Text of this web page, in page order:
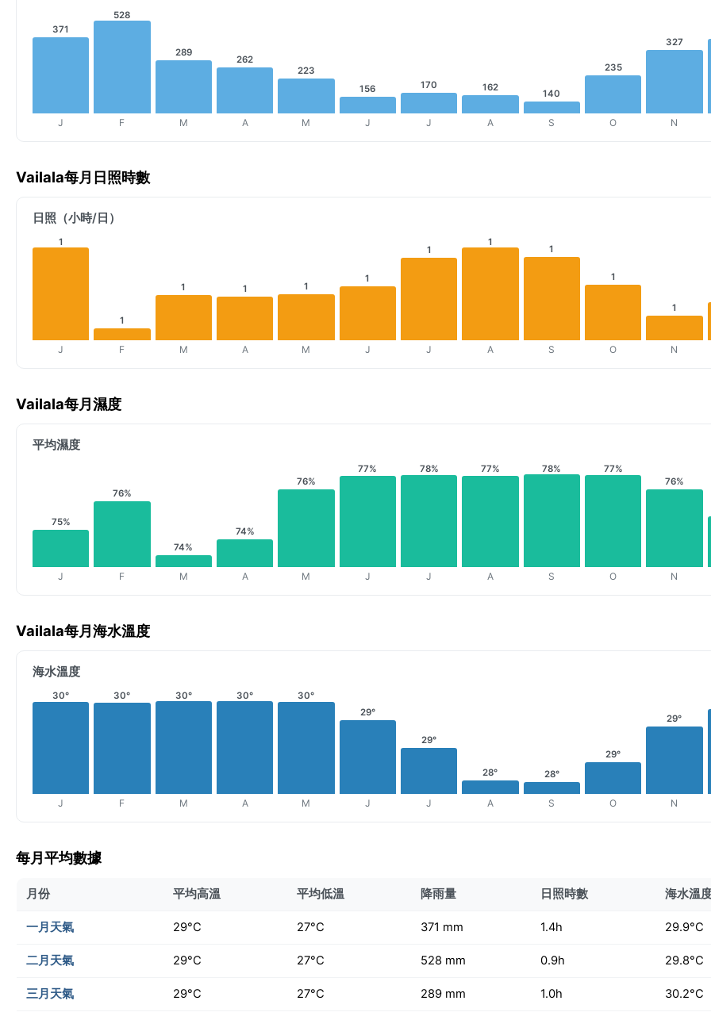
371
J
528
F
289
M
262
A
223
M
156
J
170
J
162
A
140
S
235
O
327
N
Vailala每月日照時數
日照（小時/日）
1
J
1
F
1
M
1
A
1
M
1
J
1
J
1
A
1
S
1
O
1
N
Vailala每月濕度
平均濕度
75%
J
76%
F
74%
M
74%
A
76%
M
77%
J
78%
J
77%
A
78%
S
77%
O
76%
N
Vailala每月海水溫度
海水溫度
30°
J
30°
F
30°
M
30°
A
30°
M
29°
J
29°
J
28°
A
28°
S
29°
O
29°
N
每月平均數據
月份 平均高溫 平均低溫 降雨量 日照時數 海水溫
一月天氣 29°C 27°C 371 mm 1.4h 29.9°C
二月天氣 29°C 27°C 528 mm 0.9h 29.8°C
三月天氣 29°C 27°C 289 mm 1.0h 30.2°C